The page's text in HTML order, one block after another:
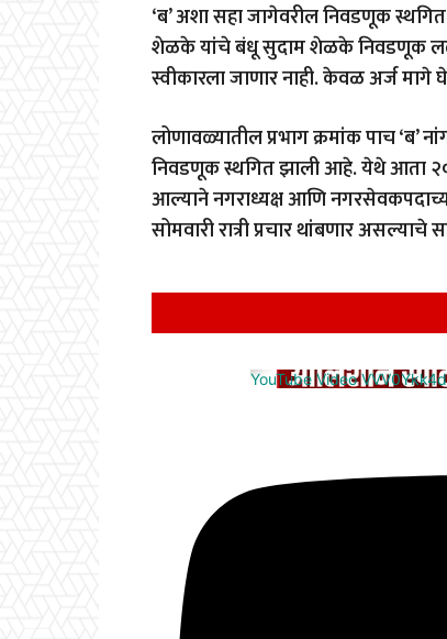
‘ब’ अशा सहा जागेवरील निवडणूक
शेळके यांचे बंधू सुदाम शेळके निवडणूक
स्वीकारला जाणार नाही. केवळ अर्ज
लोणावळ्यातील प्रभाग क्रमांक पाच ‘ब’
निवडणूक स्थगित झाली आहे. येथे आता २०
आल्याने नगराध्यक्ष आणि
सोमवारी रात्री प्रचार थांबणार
YouTube Video